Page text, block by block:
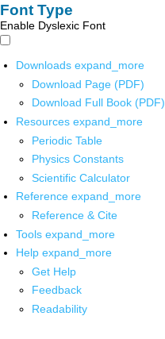
Font Type
Enable Dyslexic Font
Downloads expand_more
Download Page (PDF)
Download Full Book (PDF)
Resources expand_more
Periodic Table
Physics Constants
Scientific Calculator
Reference expand_more
Reference & Cite
Tools expand_more
Help expand_more
Get Help
Feedback
Readability